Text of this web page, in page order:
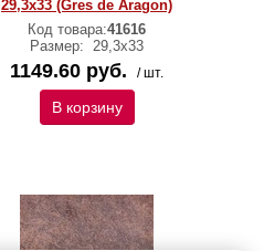
29,3х33 (Gres de Aragon)
Код товара:41616
Размер: 29,3х33
1149.60 руб. / шт.
В корзину